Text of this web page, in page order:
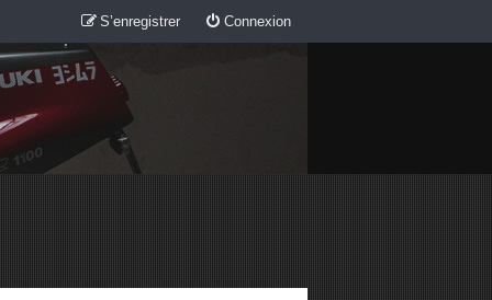
Connexion
S’enregistrer